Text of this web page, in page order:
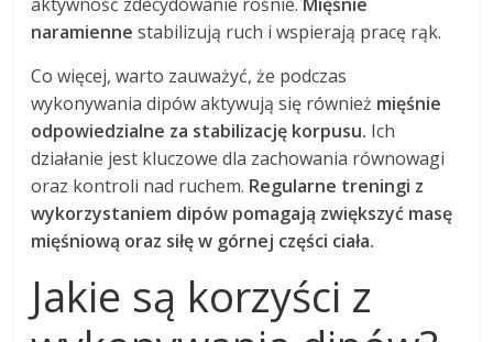
naramienne stabilizują ruch i wspierają pracę rąk.
Co więcej, warto zauważyć, że podczas
wykonywania dipów aktywują się również mięśnie
odpowiedzialne za stabilizację korpusu. Ich
działanie jest kluczowe dla zachowania równowagi
oraz kontroli nad ruchem. Regularne treningi z
wykorzystaniem dipów pomagają zwiększyć masę
mięśniową oraz siłę w górnej części ciała.
Jakie są korzyści z